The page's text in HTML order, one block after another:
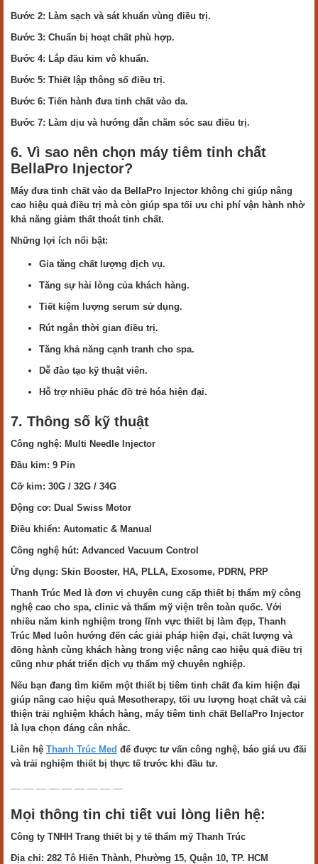
Bước 2: Làm sạch và sát khuẩn vùng điều trị.
Bước 3: Chuẩn bị hoạt chất phù hợp.
Bước 4: Lắp đầu kim vô khuẩn.
Bước 5: Thiết lập thông số điều trị.
Bước 6: Tiến hành đưa tinh chất vào da.
Bước 7: Làm dịu và hướng dẫn chăm sóc sau điều trị.
6. Vì sao nên chọn máy tiêm tinh chất
BellaPro Injector?
Máy đưa tinh chất vào da BellaPro Injector không chỉ giúp nâng
cao hiệu quả điều trị mà còn giúp spa tối ưu chi phí vận hành nhờ
khả năng giảm thất thoát tinh chất.
Những lợi ích nổi bật:
Gia tăng chất lượng dịch vụ.
Tăng sự hài lòng của khách hàng.
Tiết kiệm lượng serum sử dụng.
Rút ngắn thời gian điều trị.
Tăng khả năng cạnh tranh cho spa.
Dễ đào tạo kỹ thuật viên.
Hỗ trợ nhiều phác đồ trẻ hóa hiện đại.
7. Thông số kỹ thuật
Công nghệ: Multi Needle Injector
Đầu kim: 9 Pin
Cỡ kim: 30G / 32G / 34G
Động cơ: Dual Swiss Motor
Điều khiển: Automatic & Manual
Công nghệ hút: Advanced Vacuum Control
Ứng dụng: Skin Booster, HA, PLLA, Exosome, PDRN, PRP
Thanh Trúc Med là đơn vị chuyên cung cấp thiết bị thẩm mỹ công
nghệ cao cho spa, clinic và thẩm mỹ viện trên toàn quốc. Với
nhiều năm kinh nghiệm trong lĩnh vực thiết bị làm đẹp, Thanh
Trúc Med luôn hướng đến các giải pháp hiện đại, chất lượng và
đồng hành cùng khách hàng trong việc nâng cao hiệu quả điều trị
cũng như phát triển dịch vụ thẩm mỹ chuyên nghiệp.
Nếu bạn đang tìm kiếm một thiết bị tiêm tinh chất đa kim hiện đại
giúp nâng cao hiệu quả Mesotherapy, tối ưu lượng hoạt chất và cải
thiện trải nghiệm khách hàng, máy tiêm tinh chất BellaPro Injector
là lựa chọn đáng cân nhắc.
Liên hệ Thanh Trúc Med để được tư vấn công nghệ, báo giá ưu đãi
và trải nghiệm thiết bị thực tế trước khi đầu tư.
Mọi thông tin chi tiết vui lòng liên hệ:
Công ty TNHH Trang thiết bị y tế thẩm mỹ Thanh Trúc
Địa chỉ: 282 Tô Hiến Thành, Phường 15, Quận 10, TP. HCM